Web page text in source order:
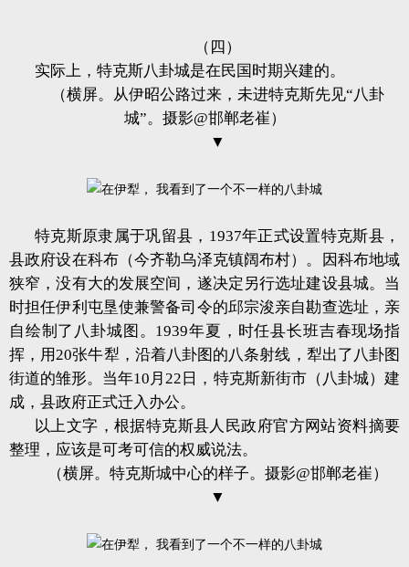
（四）
实际上，特克斯八卦城是在民国时期兴建的。
（横屏。从伊昭公路过来，未进特克斯先见“八卦
城”。摄影@邯郸老崔）
▼
特克斯原隶属于巩留县，1937年正式设置特克斯县，
县政府设在科布（今齐勒乌泽克镇阔布村）。因科布地域
狭窄，没有大的发展空间，遂决定另行选址建设县城。当
时担任伊利屯垦使兼警备司令的邱宗浚亲自勘查选址，亲
自绘制了八卦城图。1939年夏，时任县长班吉春现场指
挥，用20张牛犁，沿着八卦图的八条射线，犁出了八卦图
街道的雏形。当年10月22日，特克斯新街市（八卦城）建
成，县政府正式迁入办公。
以上文字，根据特克斯县人民政府官方网站资料摘要
整理，应该是可考可信的权威说法。
（横屏。特克斯城中心的样子。摄影@邯郸老崔）
▼